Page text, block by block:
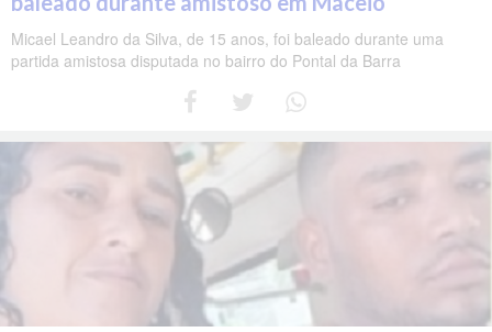
Micael Leandro da Silva, de 15 anos, foi baleado durante uma
partida amistosa disputada no bairro do Pontal da Barra